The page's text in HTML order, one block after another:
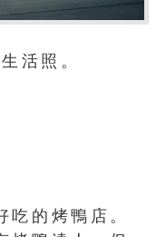
活照。
吃的烤鴨店。